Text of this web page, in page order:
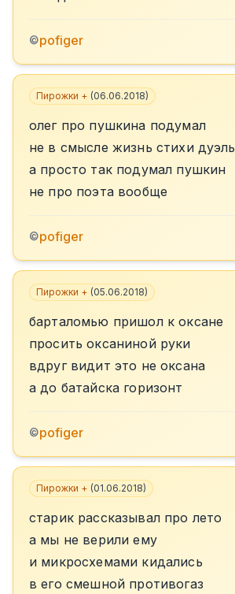
©pofiger
Пирожки + (06.06.2018)
олег про пушкина подумал
не в смысле жизнь стихи дуэль
а просто так подумал пушкин
не про поэта вообще
©pofiger
Пирожки + (05.06.2018)
бартaломью пришол к оксане
просить оксаниной руки
вдруг видит это не оксана
а до батайска горизонт
©pofiger
Пирожки + (01.06.2018)
старик рассказывал про лето
а мы не верили ему
и микросхемами кидались
в его смешной противогаз